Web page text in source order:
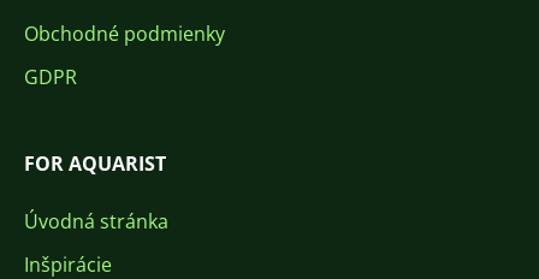
Obchodné podmienky
GDPR
FOR AQUARIST
Úvodná stránka
Inšpirácie